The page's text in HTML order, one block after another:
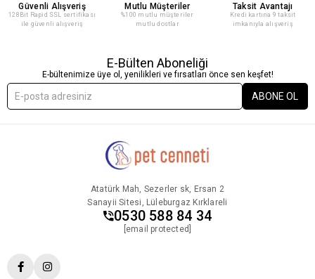
Güvenli Alışveriş
128Bit Rapid SSL sertifikası
ile güvenli alışveriş
Mutlu Müşteriler
%100 mutlu müşteriler
mutlu dostlar
Taksit Avantajı
Kredi kartına 9 taksit
imkanıyla alışveriş
E-Bülten Aboneliği
E-bültenimize üye ol, yenilikleri ve fırsatları önce sen keşfet!
ABONE OL
Atatürk Mah, Sezerler sk, Ersan 2
Sanayii Sitesi, Lüleburgaz Kırklareli
0530 588 84 34
[email protected]